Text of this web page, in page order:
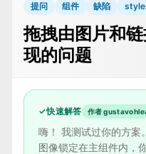
提问 组件 缺陷
拖拽由图片和
现的问题
✓快速解答 作者
嗨！ 我测试过你的方案
图像锁定在主组件内，